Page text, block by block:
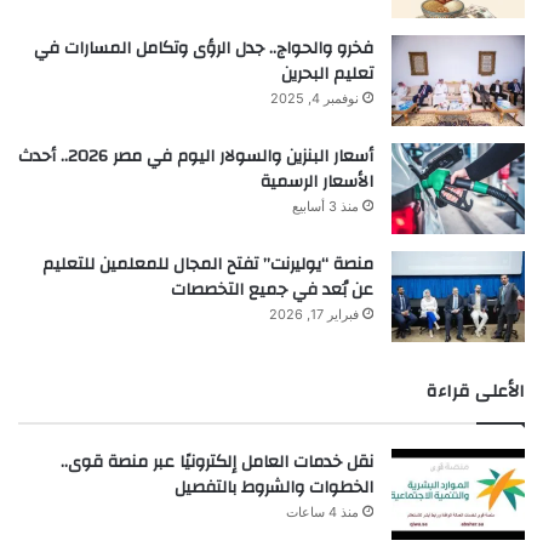
فخرو والحواج.. جدل الرؤى وتكامل المسارات في
تعليم البحرين
نوفمبر 4, 2025
أسعار البنزين والسولار اليوم في مصر 2026.. أحدث
الأسعار الرسمية
منذ 3 أسابيع
منصة “يوليرنت” تفتح المجال للمعلمين للتعليم
عن بُعد في جميع التخصصات
فبراير 17, 2026
الأعلى قراءة
نقل خدمات العامل إلكترونيًا عبر منصة قوى..
الخطوات والشروط بالتفصيل
منذ 4 ساعات